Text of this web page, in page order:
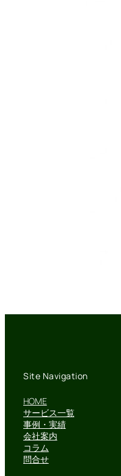
Site Navigation
HOME
サービス一覧
事例・実績
会社案内
コラム
問合せ